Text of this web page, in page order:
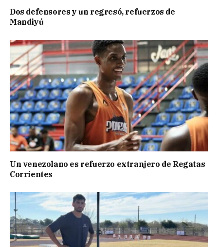
Dos defensores y un regresó, refuerzos de
Mandiyú
Un venezolano es refuerzo extranjero de Regatas
Corrientes